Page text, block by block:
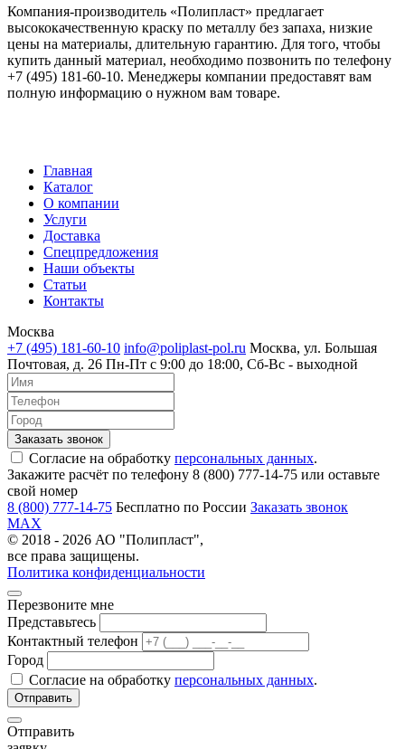
Компания-производитель «Полипласт» предлагает
высококачественную краску по металлу без запаха, низкие
цены на материалы, длительную гарантию. Для того, чтобы
купить данный материал, необходимо позвонить по телефону
+7 (495) 181-60-10. Менеджеры компании предоставят вам
полную информацию о нужном вам товаре.
Главная
Каталог
О компании
Услуги
Доставка
Спецпредложения
Наши объекты
Статьи
Контакты
Москва
+7 (495) 181-60-10 info@poliplast-pol.ru Москва, ул. Большая
Почтовая, д. 26 Пн-Пт c 9:00 до 18:00, Сб-Вс - выходной
Согласие на обработку персональных данных.
Закажите расчёт по телефону 8 (800) 777-14-75 или оставьте
свой номер
8 (800) 777-14-75 Бесплатно по России Заказать звонок
MAX
© 2018 - 2026 АО "Полипласт",
все права защищены.
Политика конфиденциальности
Перезвоните мне
Представьтесь
Контактный телефон
Город
Согласие на обработку персональных данных.
Отправить